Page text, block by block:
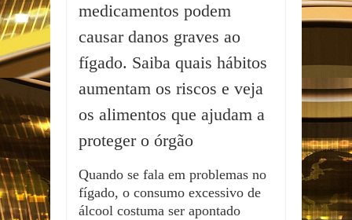
medicamentos podem
causar danos graves ao
fígado. Saiba quais hábitos
aumentam os riscos e veja
os alimentos que ajudam a
proteger o órgão
Quando se fala em problemas no
fígado, o consumo excessivo de
álcool costuma ser apontado